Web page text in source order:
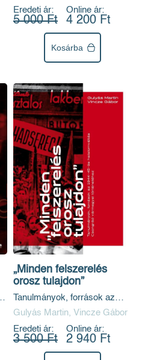
Eredeti ár:
5 000 Ft
Online ár:
4 200 Ft
Kosárba
„Minden felszerelés
orosz tulajdon”
Tanulmányok, források az
1944–45-ös hatalomváltás
Csongrád vármegyei
történetéhez
Gulyás Martin, Vincze Gábor
Eredeti ár:
3 500 Ft
Online ár:
2 940 Ft